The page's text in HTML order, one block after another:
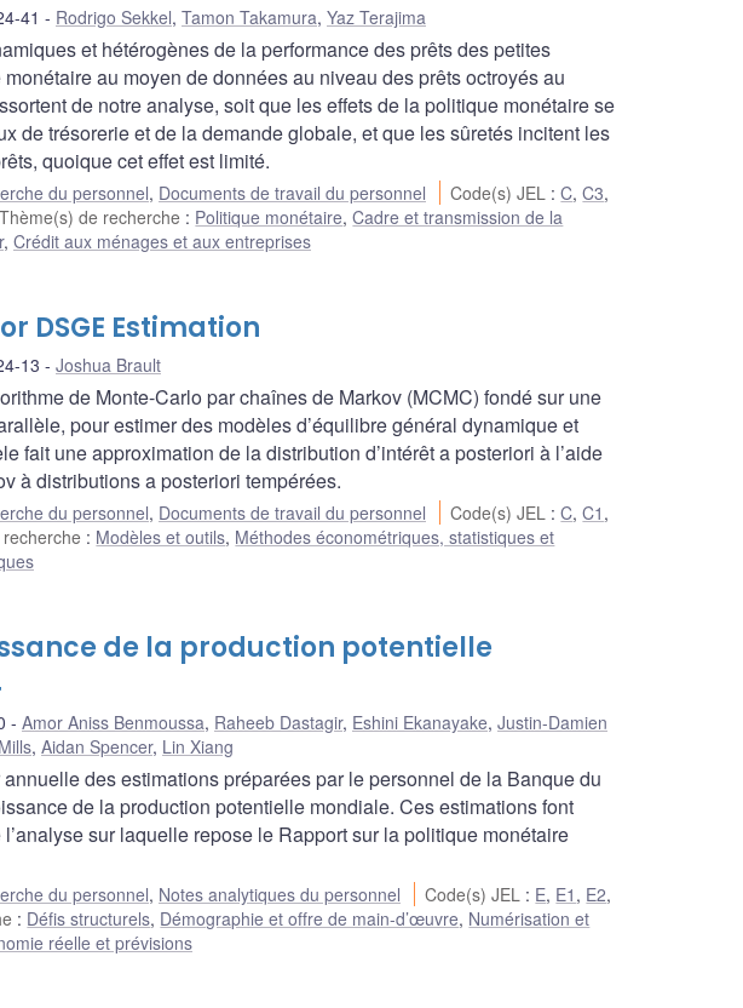
41 Rodrigo Sekkel, Tamon Takamura, Yaz Terajima
et hétérogènes de la performance des prêts des petites
au moyen de données au niveau des prêts octroyés au
de notre analyse, soit que les effets de la politique monétaire se
de trésorerie et de la demande globale, et que les sûretés incitent les
quoique cet effet est limité.
du personnel, Documents de travail du personnel Code(s) JEL :C,C3,
Thème(s) de recherche : Politique monétaire,Cadre et transmission de la
, Crédit aux ménages et aux entreprises
DSGE Estimation
13 Joshua Brault
de Monte-Carlo par chaînes de Markov (MCMC) fondé sur une
pour estimer des modèles d’équilibre général dynamique et
fait une approximation de la distribution d’intérêt a posteriori à l’aide
à distributions a posteriori tempérées.
du personnel, Documents de travail du personnel Code(s) JEL :C,C1 ,
: Modèles et outils, Méthodes économétriques, statistiques et
de la production potentielle
Amor Aniss Benmoussa, Raheeb Dastagir, Eshini Ekanayake, Justin-Damien
, Aidan Spencer, Lin Xiang
des estimations préparées par le personnel de la Banque du
de la production potentielle mondiale. Ces estimations font
sur laquelle repose le Rapport sur la politique monétaire
du personnel, Notes analytiques du personnel Code(s) JEL : E, E1 , E2,
: Défis structurels, Démographie et offre de main-d’œuvre, Numérisation et
réelle et prévisions